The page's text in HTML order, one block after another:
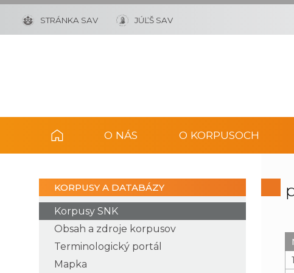
STRÁNKA SAV JÚĽŠ SAV
O NÁS O KORPUSOCH
KORPUSY A DATABÁZY
Korpusy SNK
Obsah a zdroje korpusov
Terminologický portál
Mapka
1